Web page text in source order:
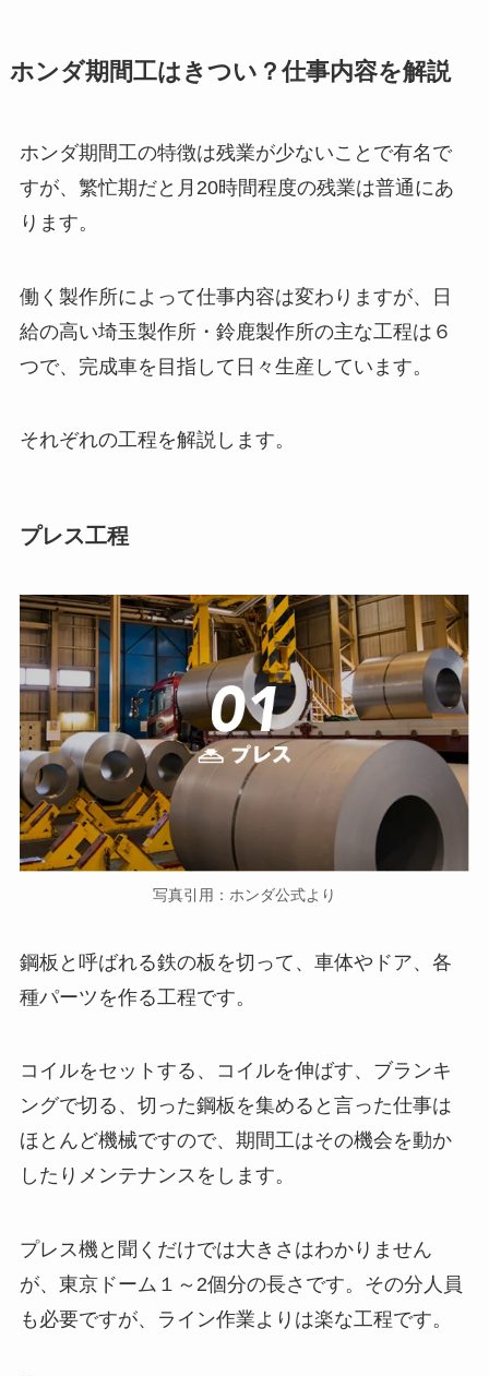
ホンダ期間工はきつい？仕事内容を解説
ホンダ期間工の特徴は残業が少ないことで有名で
すが、繁忙期だと月20時間程度の残業は普通にあ
ります。
働く製作所によって仕事内容は変わりますが、日
給の高い埼玉製作所・鈴鹿製作所の主な工程は６
つで、完成車を目指して日々生産しています。
それぞれの工程を解説します。
プレス工程
写真引用：ホンダ公式より
鋼板と呼ばれる鉄の板を切って、車体やドア、各
種パーツを作る工程です。
コイルをセットする、コイルを伸ばす、ブランキ
ングで切る、切った鋼板を集めると言った仕事は
ほとんど機械ですので、期間工はその機会を動か
したりメンテナンスをします。
プレス機と聞くだけでは大きさはわかりません
が、東京ドーム１～2個分の長さです。その分人員
も必要ですが、ライン作業よりは楽な工程です。